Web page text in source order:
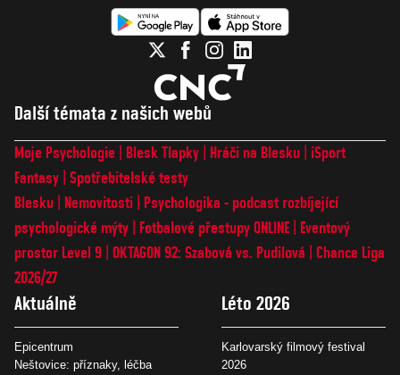
Další témata z našich webů
Moje Psychologie Blesk Tlapky Hráči na Blesku
iSport
Fantasy Spotřebitelské testy
Blesku
Nemovitosti
Psychologika - podcast rozbíjející
psychologické mýty
Fotbalové přestupy ONLINE
Eventový
prostor Level 9 OKTAGON 92: Szabová vs. Pudilová
Chance Liga
2026/27
Aktuálně
Epicentrum
Neštovice: příznaky, léčba
Léto 2026
Karlovarský filmový festival
2026